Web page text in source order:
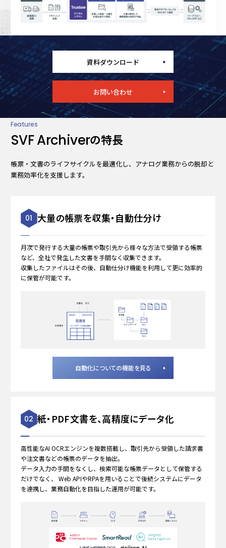
資料ダウンロード
お問い合わせ
Features
SVF Archiverの特長
帳票・文書のライフサイクルを最適化し、アナログ業務からの脱却と
業務効率化を支援します。
01 大量の帳票を収集・自動仕分け
月次で発行する大量の帳票や取引先から様々な方法で受領する帳票
など、全社で発生した文書を手間なく収集できます。
収集したファイルはその後、自動仕分け機能を利用して更に効率的
に保管が可能です。
自動化についての機能を見る
02 紙・PDF文書を、高精度にデータ化
高性能なAI OCRエンジンを複数搭載し、取引先から受領した請求書
や注文書などの帳票のデータを抽出。
データ入力の手間をなくし、検索可能な帳票データとして保管する
だけでなく、
Web APIやRPAを用いることで後続システムにデータ
を連携し、業務自動化を目指した運用が可能です。